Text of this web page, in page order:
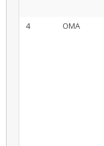
4 OMA